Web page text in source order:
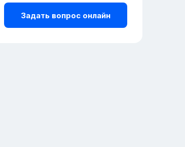
Задать вопрос онлайн